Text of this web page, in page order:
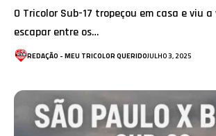
O Tricolor Sub-17 tropeçou em casa e viu a
escapar entre os…
REDAÇÃO - MEU TRICOLOR QUERIDOJULHO 3, 2025